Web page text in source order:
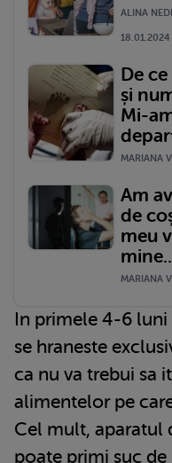
ALINA
18.01.2024
De
și
Mi-
MARIANA
Am
de
meu
MARIANA
In primele 4-6 luni
se hraneste
ca nu va trebui sa
alimentelor pe
Cel mult, aparatul
poate primi suc